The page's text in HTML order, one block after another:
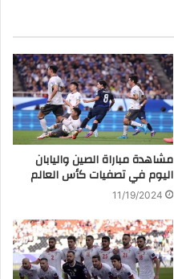
مشاهدة مباراة الصين واليابان
اليوم في تصفيات كأس العالم
11/19/2024